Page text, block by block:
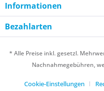
Informationen
Bezahlarten
* Alle Preise inkl. gesetzl.
Nachnahmegebühren,
Cookie-Einstellungen